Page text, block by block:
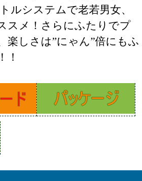
トルシステムで老若男女、
スメ！さらにふたりでプ
楽しさは”にゃん”倍にもふ
！